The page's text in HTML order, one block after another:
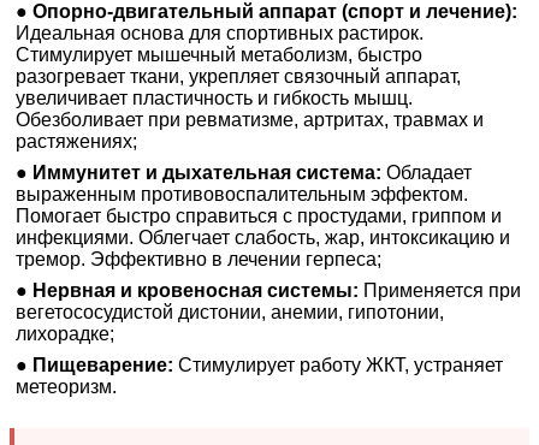
● Опорно-двигательный аппарат (спорт и лечение):
Идеальная основа для спортивных растирок.
Стимулирует мышечный метаболизм, быстро
разогревает ткани, укрепляет связочный аппарат,
увеличивает пластичность и гибкость мышц.
Обезболивает при ревматизме, артритах, травмах и
растяжениях;
● Иммунитет и дыхательная система: Обладает
выраженным противовоспалительным эффектом.
Помогает быстро справиться с простудами, гриппом и
инфекциями. Облегчает слабость, жар, интоксикацию и
тремор. Эффективно в лечении герпеса;
● Нервная и кровеносная системы: Применяется при
вегетососудистой дистонии, анемии, гипотонии,
лихорадке;
● Пищеварение: Стимулирует работу ЖКТ, устраняет
метеоризм.